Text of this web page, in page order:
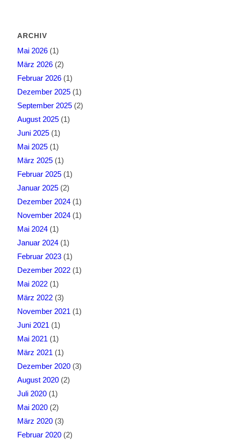
ARCHIV
Mai 2026(1)
März 2026(2)
Februar 2026(1)
Dezember 2025(1)
September 2025(2)
August 2025(1)
Juni 2025(1)
Mai 2025(1)
März 2025(1)
Februar 2025(1)
Januar 2025(2)
Dezember 2024(1)
November 2024(1)
Mai 2024(1)
Januar 2024(1)
Februar 2023(1)
Dezember 2022(1)
Mai 2022(1)
März 2022(3)
November 2021 (1)
Juni 2021 (1)
Mai 2021 (1)
März 2021 (1)
Dezember 2020(3)
August 2020(2)
Juli 2020(1)
Mai 2020(2)
März 2020(3)
Februar 2020(2)